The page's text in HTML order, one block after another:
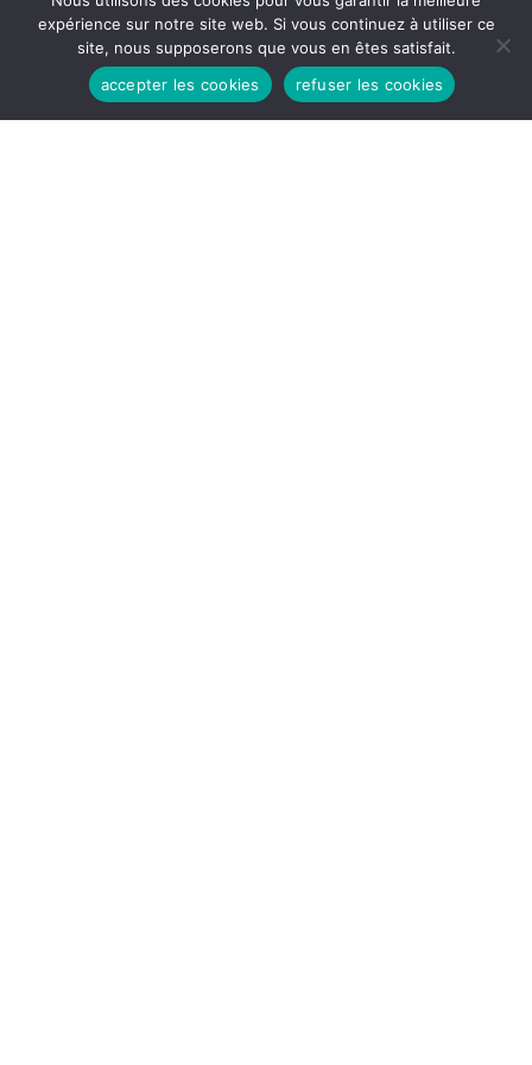
expérience sur notre site web. Si vous continuez à utiliser ce
site, nous supposerons que vous en êtes satisfait.
accepter les cookies
refuser les cookies